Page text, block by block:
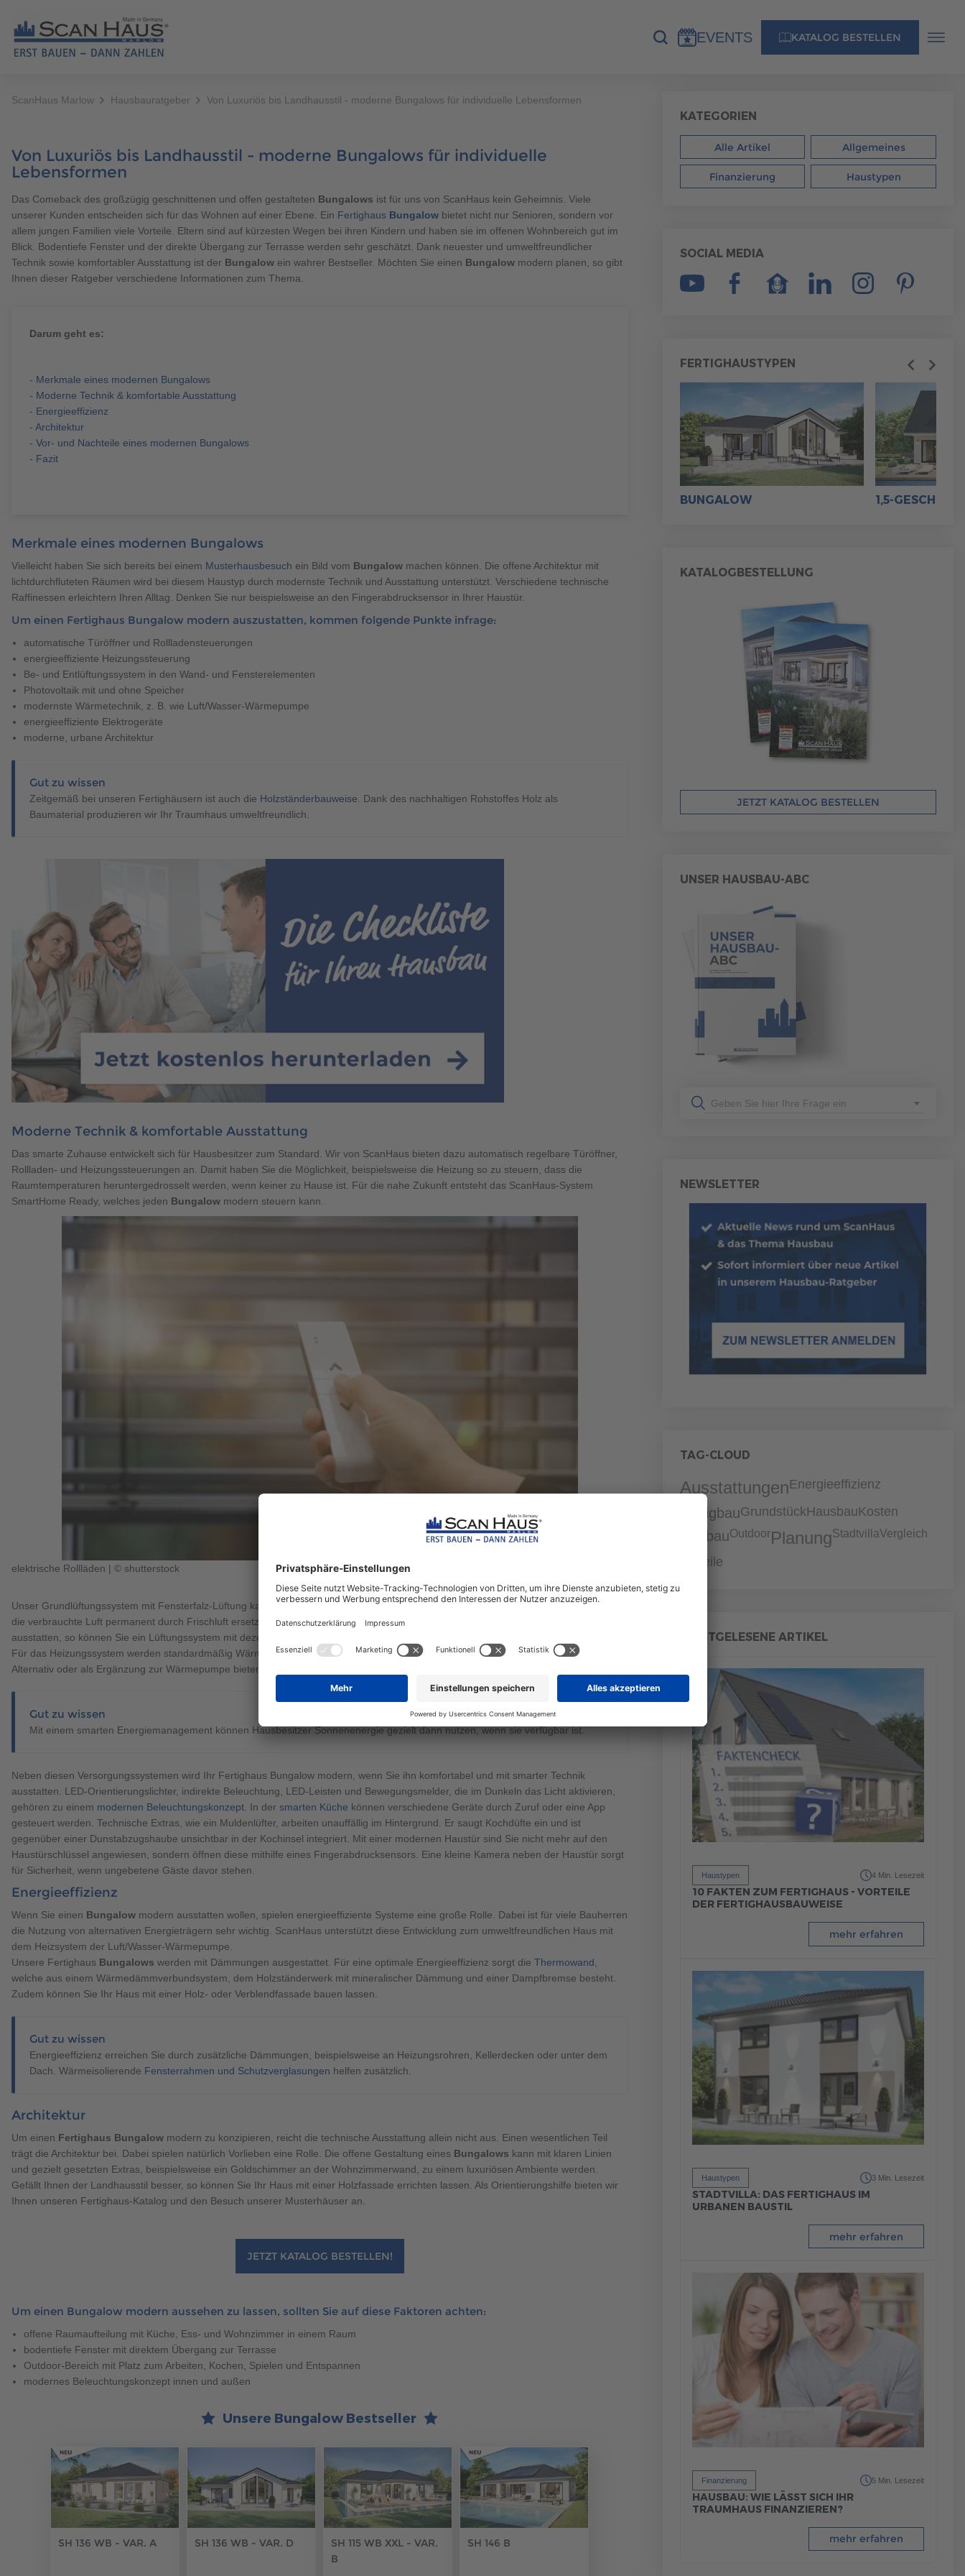
EVENTS KATALOG BESTELLEN
HÄUSER MUSTERHÄUSERSCANHAUS-VORTEILE RUND UMS BAUEN
Referenzhäuser
Stadtvilla
Ausbauhaus
Mehrgenerationenhaus
Brauchen Sie Hilfe? 038221 400 500 MUSTERHAUS FINDEN
Brauchen Sie Hilfe? 038221 400 500 MUSTERHAUS FINDEN
Individuelles Bauen
Zertifizierte Qualität
Unsere Bauweise
Energieeffizient bauen
QNG-Siegel
Brauchen Sie Hilfe? MUSTERHAUS FINDEN
Events & Stelltage
Videos
Podcast HAUSBLICK
Newsletter
Brauchen Sie Hilfe? 038221 400 500 MUSTERHAUS FINDEN
Karriere
Sponsoring
Baupartner werden
Kontaktformular
Brauchen Sie Hilfe? 038221 400 500
ScanHaus Marlow Hausbauratgeber Von Luxuriös bis Landhausstil - moderne Bungalows für individuelle Lebensformen
Von Luxuriös bis Landhausstil - moderne Bungalows für individuelle
Lebensformen
Das Comeback des großzügig geschnittenen und offen gestalteten Bungalows ist für uns von ScanHaus kein Geheimnis. Viele
unserer Kunden entscheiden sich für das Wohnen auf einer Ebene. Ein Fertighaus Bungalow bietet nicht nur Senioren, sondern vor
allem jungen Familien viele Vorteile. Eltern sind auf kürzesten Wegen bei ihren Kindern und haben sie im offenen Wohnbereich gut im
Blick. Bodentiefe Fenster und der direkte Übergang zur Terrasse werden sehr geschätzt. Dank neuester und umweltfreundlicher
Technik sowie komfortabler Ausstattung ist der Bungalow ein wahrer Bestseller. Möchten Sie einen Bungalow modern planen, so gibt
Ihnen dieser Ratgeber verschiedene Informationen zum Thema.
Darum geht es:
- Merkmale eines modernen Bungalows
- Moderne Technik & komfortable Ausstattung
- Energieeffizienz
- Architektur
- Vor- und Nachteile eines modernen Bungalows
- Fazit
Merkmale eines modernen Bungalows
Vielleicht haben Sie sich bereits bei einem Musterhausbesuch ein Bild vom Bungalow machen können. Die offene Architektur mit
lichtdurchfluteten Räumen wird bei diesem Haustyp durch modernste Technik und Ausstattung unterstützt. Verschiedene technische
Raffinessen erleichtern Ihren Alltag. Denken Sie nur beispielsweise an den Fingerabdrucksensor in Ihrer Haustür.
Um einen Fertighaus Bungalow modern auszustatten, kommen folgende Punkte infrage:
automatische Türöffner und Rollladensteuerungen
energieeffiziente Heizungssteuerung
Be- und Entlüftungssystem in den Wand- und Fensterelementen
Photovoltaik mit und ohne Speicher
modernste Wärmetechnik, z. B. wie Luft/Wasser-Wärmepumpe
energieeffiziente Elektrogeräte
moderne, urbane Architektur
Gut zu wissen
Zeitgemäß bei unseren Fertighäusern ist auch die Holzständerbauweise . Dank des nachhaltigen Rohstoffes Holz als
Baumaterial produzieren wir Ihr Traumhaus umweltfreundlich.
Moderne Technik & komfortable Ausstattung
Das smarte Zuhause entwickelt sich für Hausbesitzer zum Standard. Wir von ScanHaus bieten dazu automatisch regelbare Türöffner,
Rollladen- und Heizungssteuerungen an. Damit haben Sie die Möglichkeit, beispielsweise die Heizung so zu steuern, dass die
Raumtemperaturen heruntergedrosselt werden, wenn keiner zu Hause ist. Für die nahe Zukunft entsteht das ScanHaus-System
SmartHome Ready, welches jeden Bungalow modern steuern kann.
elektrische Rollläden | © shutterstock
Unser Grundlüftungssystem mit Fensterfalz-Lüftung kann durch ein zentralesBe- und Entlüftungssystemergänzt werden. Hierbei wird
die verbrauchte Luft permanent durch Frischluft ersetzt. Möchten Sie IhrenFertighaus Bungalow
ausstatten, so können Sie ein Lüftungssystem mit dezentraler und zentraler Lüftung einbauen lassen.
Für das Heizungssystem werden standardmäßig Wärmepumpen eingesetzt. Sie wandeln die Energie der Außenluft in Heizwärme um.
Alternativ oder als Ergänzung zur Wärmepumpe bieten sich Solarthermie oder
Gut zu wissen
Mit einem smarten Energiemanagement können Hausbesitzer Sonnenenergie gezielt dann nutzen, wenn sie verfügbar ist.
Neben diesen Versorgungssystemen wird Ihr Fertighaus Bungalow modern, wenn Sie ihn komfortabel und mit smarter Technik
ausstatten. LED-Orientierungslichter, indirekte Beleuchtung, LED-Leisten und Bewegungsmelder, die im Dunkeln das Licht aktivieren,
gehören zu einem modernen Beleuchtungskonzept. In der smarten Küche können verschiedene Geräte durch Zuruf oder eine App
gesteuert werden. Technische Extras, wie ein Muldenlüfter, arbeiten unauffällig im Hintergrund. Er saugt Kochdüfte ein und ist
gegenüber einer Dunstabzugshaube unsichtbar in der Kochinsel integriert. Mit einer modernen Haustür sind Sie nicht mehr auf den
Haustürschlüssel angewiesen, sondern öffnen diese mithilfe eines Fingerabdrucksensors. Eine kleine Kamera neben der Haustür sorgt
für Sicherheit, wenn ungebetene Gäste davor stehen.
Energieeffizienz
Wenn Sie einen Bungalow modern ausstatten wollen, spielen energieeffiziente Systeme eine große Rolle. Dabei ist für viele Bauherren
die Nutzung von alternativen Energieträgern sehr wichtig. ScanHaus unterstützt diese Entwicklung zum umweltfreundlichen Haus mit
dem Heizsystem der Luft/Wasser-Wärmepumpe.
Unsere Fertighaus Bungalows werden mit Dämmungen ausgestattet. Für eine optimale Energieeffizienz sorgt die Thermowand,
welche aus einem Wärmedämmverbundsystem, dem Holzständerwerk mit mineralischer Dämmung und einer Dampfbremse besteht.
Zudem können Sie Ihr Haus mit einer Holz- oder Verblendfassade bauen lassen.
Gut zu wissen
Energieeffizienz erreichen Sie durch zusätzliche Dämmungen, beispielsweise an Heizungsrohren, Kellerdecken oder unter dem
Dach. Wärmeisolierende Fensterrahmen und Schutzverglasungen helfen zusätzlich.
Architektur
Um einen Fertighaus Bungalow modern zu konzipieren, reicht die technische Ausstattung allein nicht aus. Einen wesentlichen Teil
trägt die Architektur bei. Dabei spielen natürlich Vorlieben eine Rolle. Die offene Gestaltung eines Bungalows kann mit klaren Linien
und gezielt gesetzten Extras, beispielsweise ein Goldschimmer an der Wohnzimmerwand, zu einem luxuriösen Ambiente werden.
Gefällt Ihnen der Landhausstil besser, so können Sie Ihr Haus mit einer Holzfassade errichten lassen. Als Orientierungshilfe bieten wir
Ihnen unseren Fertighaus-Katalog und den Besuch unserer Musterhäuser an.
JETZT KATALOG BESTELLEN!
Um einen Bungalow modern aussehen zu lassen, sollten Sie auf diese Faktoren achten:
offene Raumaufteilung mit Küche, Ess- und Wohnzimmer in einem Raum
bodentiefe Fenster mit direktem Übergang zur Terrasse
Outdoor-Bereich mit Platz zum Arbeiten, Kochen, Spielen und Entspannen
modernes Beleuchtungskonzept innen und außen
Unsere Bungalow Bestseller
SH 136 WB - VAR. A SH 136 WB - VAR. D
SH 115 WB XXL - VAR.
B
SH 146 B
KATEGORIEN
Alle Artikel Allgemeines
Finanzierung Haustypen
SOCIAL MEDIA
FERTIGHAUSTYPEN Previous
BUNGALOW 1,5-
KATALOGBESTELLUNG
JETZT KATALOG BESTELLEN
UNSER HAUSBAU-ABC
Geben Sie hier Ihre Frage ein
NEWSLETTER
TAG-CLOUD
AusstattungenEnergieeffizienz
FertigbauGrundstückHausbauKosten
NeubauOutdoorPlanungStadtvillaVergleich
Vorteile
MEISTGELESENE ARTIKEL
Haustypen 4 Min. Lesezeit
10 FAKTEN ZUM FERTIGHAUS - VORTEILE
DER FERTIGHAUSBAUWEISE
mehr erfahren
Haustypen 3 Min. Lesezeit
STADTVILLA: DAS FERTIGHAUS IM
URBANEN BAUSTIL
mehr erfahren
Finanzierung 5 Min. Lesezeit
HAUSBAU: WIE LÄSST SICH IHR
TRAUMHAUS FINANZIEREN?
mehr erfahren